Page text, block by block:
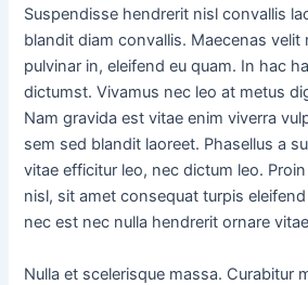
Suspendisse hendrerit nisl convallis
blandit diam convallis. Maecenas velit
pulvinar in, eleifend eu quam. In hac
dictumst. Vivamus nec leo at metus
Nam gravida est vitae enim viverra
sem sed blandit laoreet. Phasellus a
vitae efficitur leo, nec dictum leo.
nisl, sit amet consequat turpis
nec est nec nulla hendrerit ornare
Nulla et scelerisque massa. Curabitur